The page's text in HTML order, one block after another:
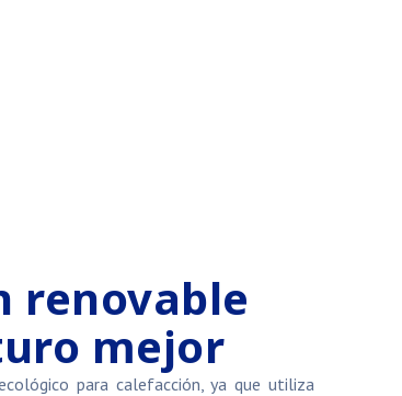
renovable
mejor
para calefacción, ya que utiliza